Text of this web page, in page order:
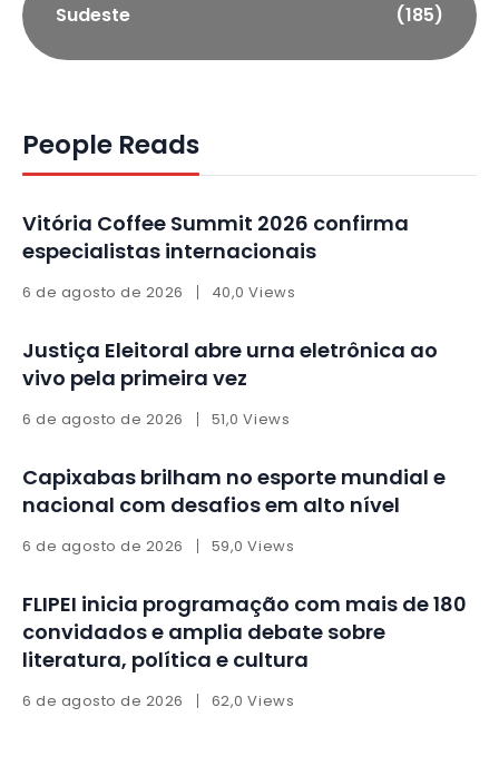
Sudeste (185)
People Reads
Vitória Coffee Summit 2026 confirma
especialistas internacionais
6 de agosto de 2026 40,0 Views
Justiça Eleitoral abre urna eletrônica ao
vivo pela primeira vez
6 de agosto de 2026 51,0 Views
Capixabas brilham no esporte mundial e
nacional com desafios em alto nível
6 de agosto de 2026 59,0 Views
FLIPEI inicia programação com mais de 180
convidados e amplia debate sobre
literatura, política e cultura
6 de agosto de 2026 62,0 Views